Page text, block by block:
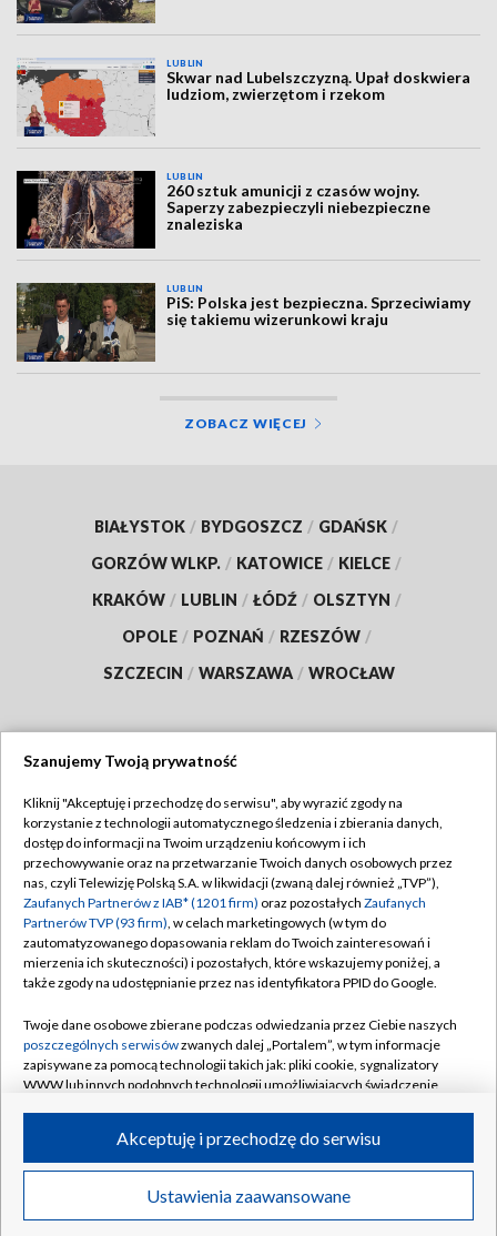
LUBLIN
Skwar nad Lubelszczyzną. Upał doskwiera
ludziom, zwierzętom i rzekom
LUBLIN
260 sztuk amunicji z czasów wojny.
Saperzy zabezpieczyli niebezpieczne
znaleziska
LUBLIN
PiS: Polska jest bezpieczna. Sprzeciwiamy
się takiemu wizerunkowi kraju
ZOBACZ WIĘCEJ
BIAŁYSTOK / BYDGOSZCZ / GDAŃSK /
GORZÓW WLKP. / KATOWICE / KIELCE /
KRAKÓW / LUBLIN / ŁÓDŹ / OLSZTYN /
OPOLE / POZNAŃ / RZESZÓW /
SZCZECIN / WARSZAWA / WROCŁAW
TVP
Abonament TVP
Emisja w TVP
Centrum informacji TVP
Naziemna Telewizja Cyfrowa
Rada Programowa
System NOS
Informacje o nadawcy
Program dla prasy
Ogłoszenie przetargowe
Regulamin TVP
Polityka prywatności
Moje zgody
Pomoc
Kontakt
Kanały
©2026 Telewizja Polska S.A. w likwidacji
Szanujemy Twoją prywatność
Kliknij "Akceptuję i przechodzę do serwisu", aby wyrazić zgody na
korzystanie z technologii automatycznego śledzenia i zbierania danych,
dostęp do informacji na Twoim urządzeniu końcowym i ich
przechowywanie oraz na przetwarzanie Twoich danych osobowych przez
nas, czyli Telewizję Polską S.A. w likwidacji (zwaną dalej również „TVP”),
Zaufanych Partnerów z IAB* (1201 firm) oraz pozostałych Zaufanych
Partnerów TVP (93 firm), w celach marketingowych (w tym do
zautomatyzowanego dopasowania reklam do Twoich zainteresowań i
mierzenia ich skuteczności) i pozostałych, które wskazujemy poniżej, a
także zgody na udostępnianie przez nas identyfikatora PPID do Google.
Twoje dane osobowe zbierane podczas odwiedzania przez Ciebie naszych
poszczególnych serwisówzwanych dalej „Portalem”, w tym informacje
zapisywane za pomocą technologii takich jak: pliki cookie, sygnalizatory
WWW lub innych podobnych technologii umożliwiających świadczenie
ruchu w Internecie.
Twoje dane osobowe zbierane podczas odwiedzania przez Ciebie
poszczególnych serwisówna Portalu, takie jak adresy IP, identyfikatory
Ustawienia zaawansowane
Akceptuję i przechodzę do serwisu